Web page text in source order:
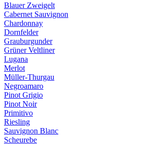
Blauer Zweigelt
Cabernet Sauvignon
Chardonnay
Dornfelder
Grauburgunder
Grüner Veltliner
Lugana
Merlot
Müller-Thurgau
Negroamaro
Pinot Grigio
Pinot Noir
Primitivo
Riesling
Sauvignon Blanc
Scheurebe